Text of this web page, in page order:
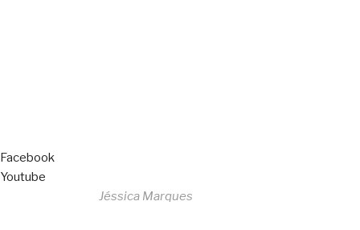
Facebook
Youtube
Jéssica Marques